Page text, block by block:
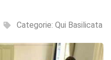
Categorie: Qui Basilicata